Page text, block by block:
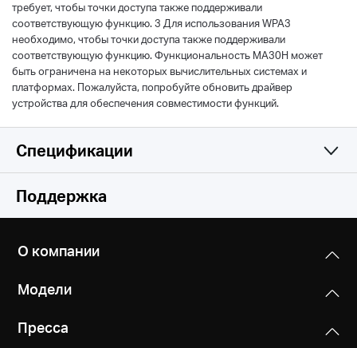
требует, чтобы точки доступа также поддерживали
соответствующую функцию. 3 Для использования WPA3
необходимо, чтобы точки доступа также поддерживали
соответствующую функцию. Функциональность MA30H может
быть ограничена на некоторых вычислительных системах и
платформах. Пожалуйста, попробуйте обновить драйвер
устройства для обеспечения совместимости функций.
Спецификации
Функции беспроводной сети
IEEE 802.11 a/n/ac 5 ГГц
Скорость передачи
867 Мбит/с на 5 ГГц
57.8 × 16.8 × 173.4 мм
Интерфейсы
AC1300 Беспроводной двухдиапазонный USB-
Поддержка
О компании
Модели
Пресса